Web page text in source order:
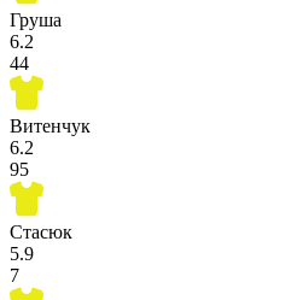
Груша
6.2
44
Витенчук
6.2
95
Стасюк
5.9
7